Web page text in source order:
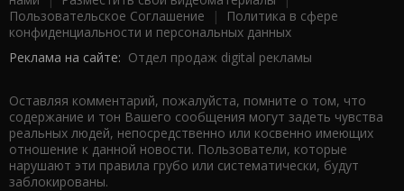
Пользовательское Соглашение |
Политика в сфере
конфиденциальности и персональных данных
Реклама на сайте: Отдел продаж digital рекламы
Оставляя комментарий, пожалуйста, помните о том, что
содержание и тон Вашего сообщения могут задеть чувства
реальных людей, непосредственно или косвенно имеющих
отношение к данной новости. Пользователи, которые
нарушают эти правила грубо или систематически, будут
заблокированы.